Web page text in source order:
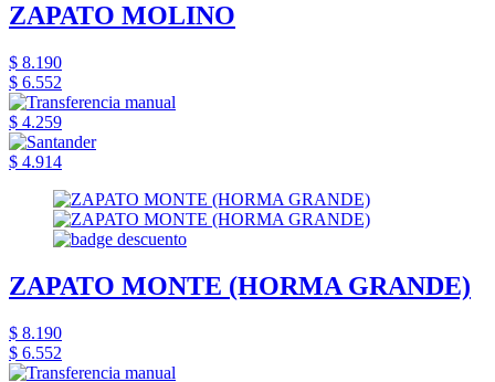
ZAPATO MOLINO
$ 8.190
$ 6.552
$ 4.259
$ 4.914
ZAPATO MONTE (HORMA GRANDE)
$ 8.190
$ 6.552